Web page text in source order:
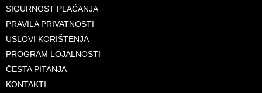
SIGURNOST PLAĆANJA
PRAVILA PRIVATNOSTI
USLOVI KORIŠTENJA
PROGRAM LOJALNOSTI
ČESTA PITANJA
KONTAKTI